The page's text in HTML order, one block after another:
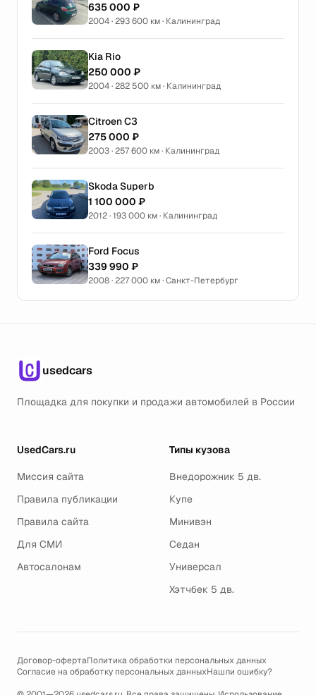
635 000 ₽
2004 · 293 600 км · Калининград
Kia Rio
250 000 ₽
2004 · 282 500 км · Калининград
Citroen C3
275 000 ₽
2003 · 257 600 км · Калининград
Skoda Superb
1 100 000 ₽
2012 · 193 000 км · Калининград
Ford Focus
339 990 ₽
2008 · 227 000 км · Санкт-Петербург
usedcars
Площадка для покупки и продажи автомобилей в России
UsedCars.ru
Миссия сайта
Правила публикации
Правила сайта
Для СМИ
Автосалонам
Типы кузова
Внедорожник 5 дв.
Купе
Минивэн
Седан
Универсал
Хэтчбек 5 дв.
Договор-офертаПолитика обработки персональных данных
Согласие на обработку персональных данныхНашли ошибку?